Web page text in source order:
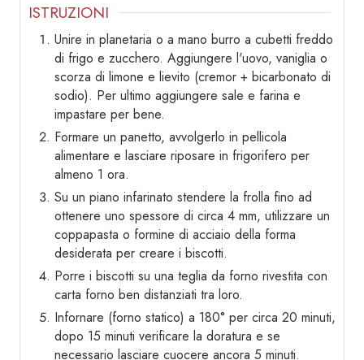
ISTRUZIONI
Unire in planetaria o a mano burro a cubetti freddo
di frigo e zucchero. Aggiungere l'uovo, vaniglia o
scorza di limone e lievito (cremor + bicarbonato di
sodio). Per ultimo aggiungere sale e farina e
impastare per bene.
Formare un panetto, avvolgerlo in pellicola
alimentare e lasciare riposare in frigorifero per
almeno 1 ora.
Su un piano infarinato stendere la frolla fino ad
ottenere uno spessore di circa 4 mm, utilizzare un
coppapasta o formine di acciaio della forma
desiderata per creare i biscotti.
Porre i biscotti su una teglia da forno rivestita con
carta forno ben distanziati tra loro.
Infornare (forno statico) a 180° per circa 20 minuti,
dopo 15 minuti verificare la doratura e se
necessario lasciare cuocere ancora 5 minuti.